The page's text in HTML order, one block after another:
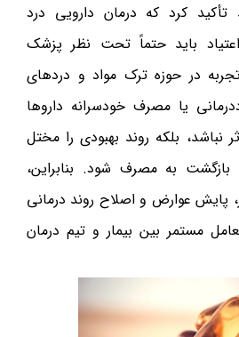
کرد که درمان دارویی درد
باید حتماً تحت نظر پزشک
در حوزه ترک مواد و دردهای
یا مصرف خودسرانه داروها
نباشد، بلکه روند بهبودی را مختل
به مصرف شود. بنابراین،
پایش عوارض و اصلاح روند درمانی
مستمر بین بیمار و تیم درمان